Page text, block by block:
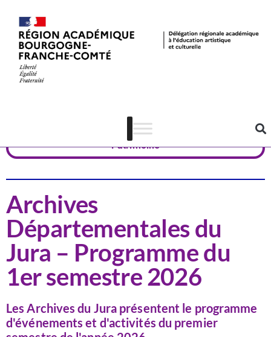
Patrimoine
Archives
Départementales du
Jura – Programme du
1er semestre 2026
Les Archives du Jura présentent le programme
d'événements et d'activités du premier